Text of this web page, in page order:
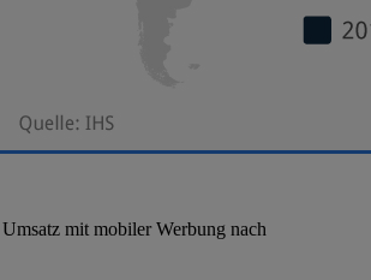
mit mobiler Werbung nach